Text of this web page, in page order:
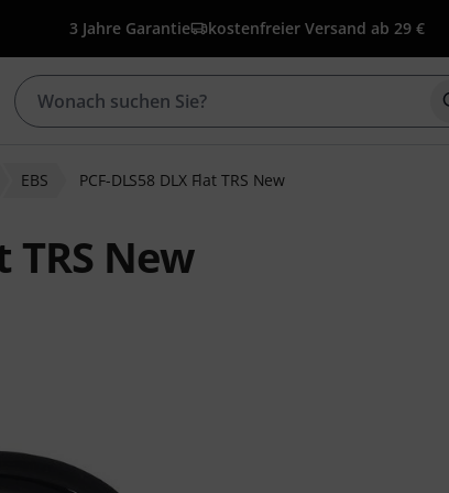
3 Jahre Garantie kostenfreier Versand ab 29 €
EBS PCF-DLS58 DLX Flat TRS New
TRS New